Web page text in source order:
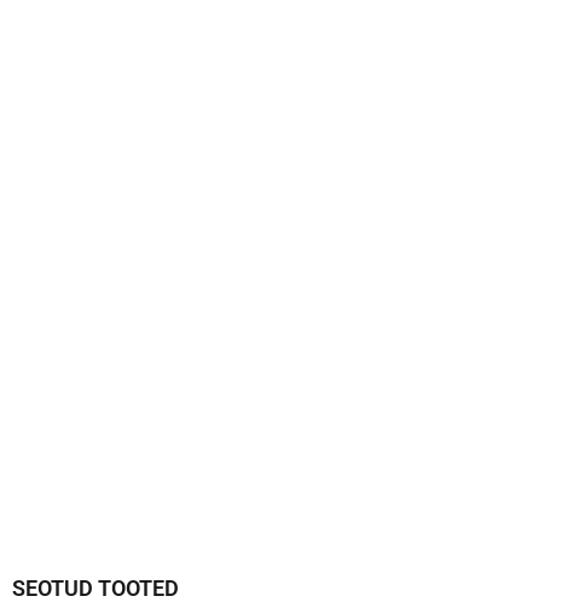
SEOTUD TOOTED